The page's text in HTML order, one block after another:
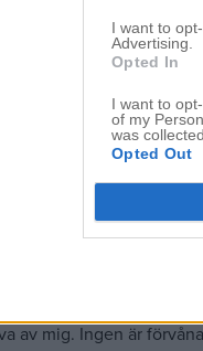
I want to
Advertising.
Opted In
I want to
of my
was collected.
Opted Out
av mig. Ingen är